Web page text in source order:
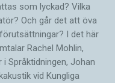
som lyckad? Vilka
Och går det att öva
I det här
Rachel Mohlin,
Språktidningen, Johan
vid Kungliga